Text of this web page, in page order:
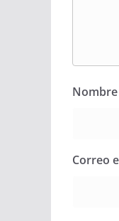
Nombre
Correo